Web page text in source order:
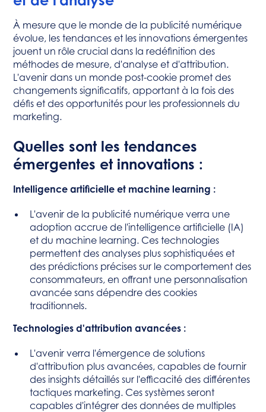
À mesure que le monde de la publicité numérique
évolue, les tendances et les innovations émergentes
jouent un rôle crucial dans la redéfinition des
méthodes de mesure, d'analyse et d'attribution.
L'avenir dans un monde post-cookie promet des
changements significatifs, apportant à la fois des
défis et des opportunités pour les professionnels du
marketing.
Quelles sont les tendances
émergentes et innovations :
Intelligence artificielle et machine learning :
L'avenir de la publicité numérique verra une
adoption accrue de l'intelligence artificielle (IA)
et du machine learning. Ces technologies
permettent des analyses plus sophistiquées et
des prédictions précises sur le comportement des
consommateurs, en offrant une personnalisation
avancée sans dépendre des cookies
traditionnels.
Technologies d'attribution avancées :
L'avenir verra l'émergence de solutions
d'attribution plus avancées, capables de fournir
des insights détaillés sur l'efficacité des différentes
tactiques marketing. Ces systèmes seront
capables d'intégrer des données de multiples